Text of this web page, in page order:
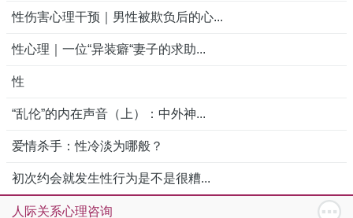
性伤害心理干预｜男性被欺负后的心...
性心理｜一位“异装癖“妻子的求助...
性
“乱伦”的内在声音（上）：中外神...
爱情杀手：性冷淡为哪般？
初次约会就发生性行为是不是很糟...
人际关系心理咨询